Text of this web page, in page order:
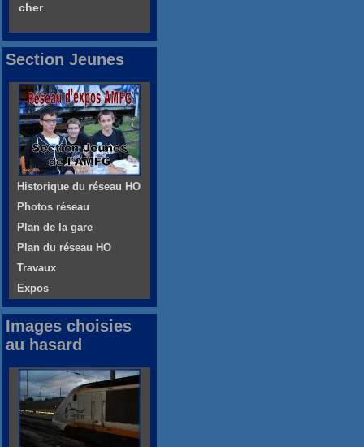
cher
Section Jeunes
Historique du réseau HO
Photos réseau
Plan de la gare
Plan du réseau HO
Travaux
Expos
Images choisies
au hasard